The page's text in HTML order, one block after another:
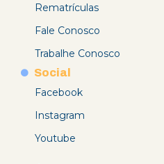
Rematrículas
Fale Conosco
Trabalhe Conosco
Social
Facebook
Instagram
Youtube